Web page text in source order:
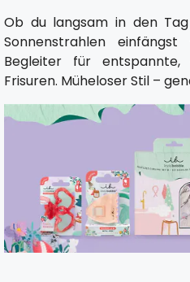
Ob du langsam in den
Sonnenstrahlen
Begleiter für
Frisuren. Müheloser Stil –